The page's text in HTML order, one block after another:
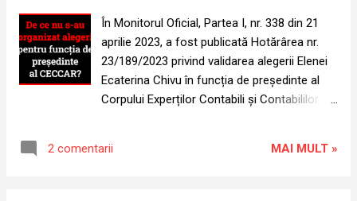
incomod după ce a cerut verificări în
contabilitatea organizației. În locul unei
succesiuni normale, s-a instalat o formulă
de control. În acest punct intră decisiv în
scenă Elena Ecaterina Chivu. Nu ca
președinte care a condus cu adevărat, ci ca
pentru o puter...
În Monitorul Oficial, Partea I, nr. 338 din 21
aprilie 2023, a fost publicată Hotărârea nr.
23/189/2023 privind validarea alegerii Elenei
Ecaterina Chivu în funcția de președinte al
Corpului Experților Contabili și Contabililor
mandat clar și, teoretic, reguli la fel de clare
2 comentarii MAI MULT »